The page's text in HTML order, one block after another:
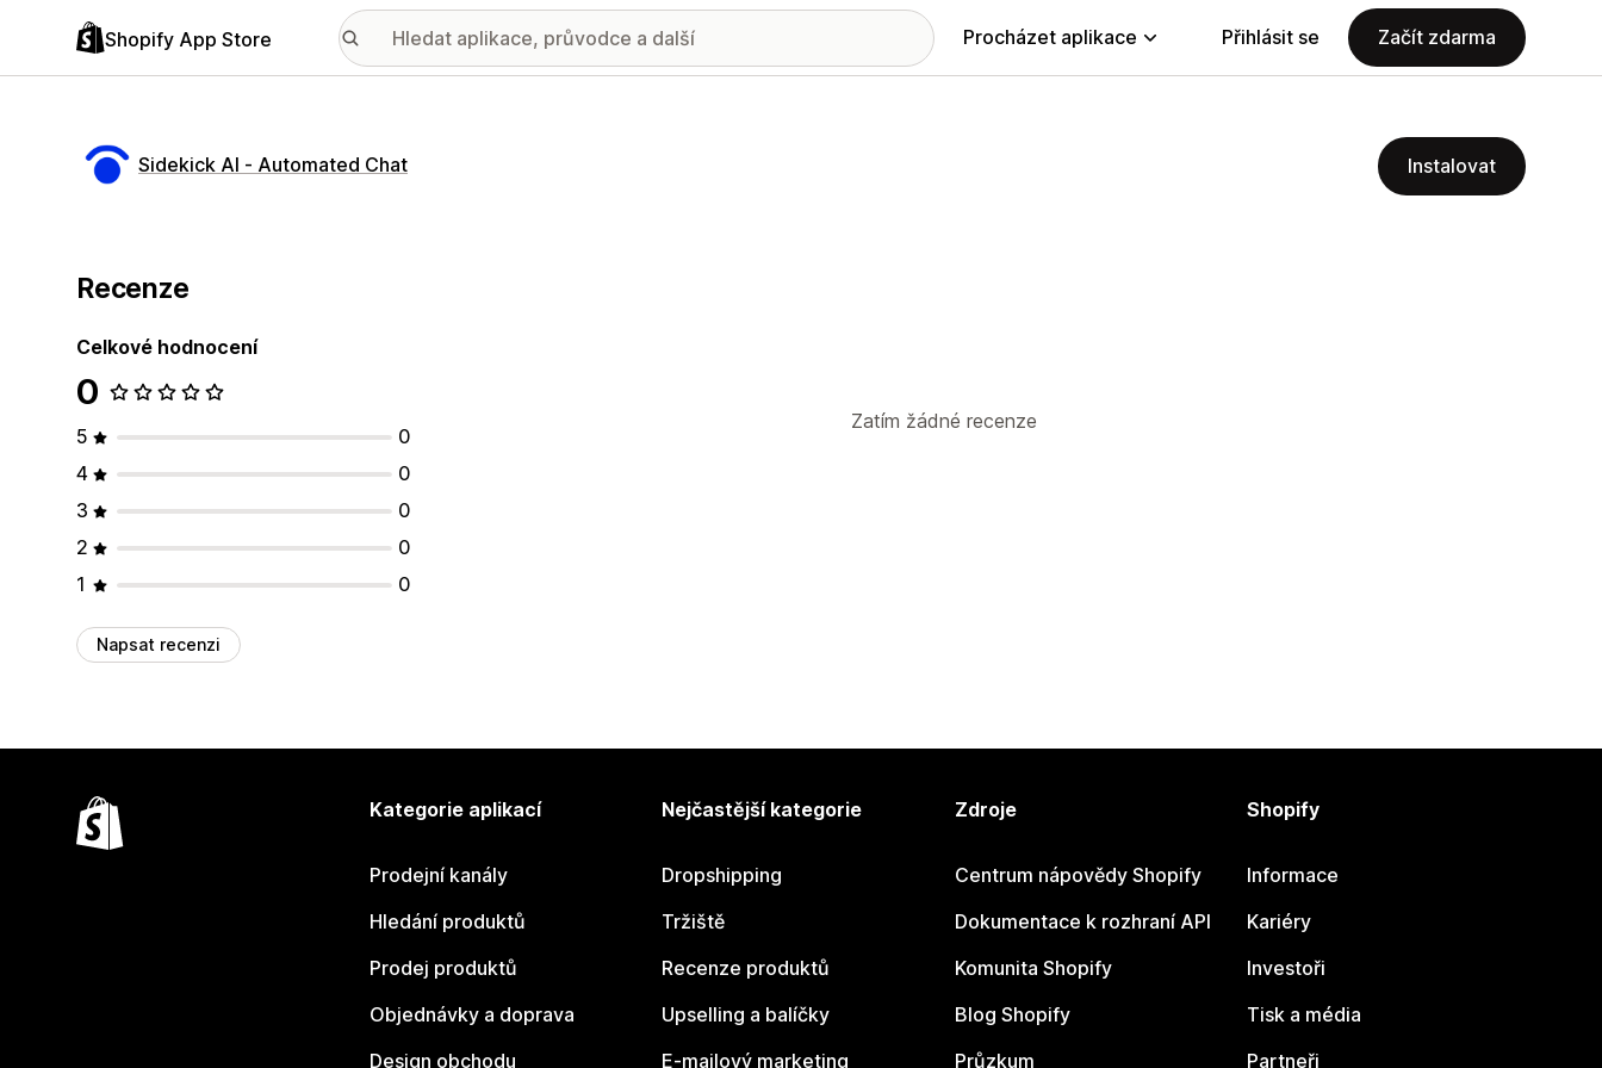
Shopify App Store Procházet aplikace Přihlásit se Začít zdarma
Sidekick AI ‑ Automated Chat Instalovat
Recenze
Celkové hodnocení
0
5
0
4
0
3
0
2
0
1
0
Napsat recenzi
Zatím žádné recenze
Kategorie aplikací
Prodejní kanály
Hledání produktů
Prodej produktů
Objednávky a doprava
Design obchodu
Nejčastější kategorie
Dropshipping
Tržiště
Recenze produktů
Upselling a balíčky
E-mailový marketing
Zdroje
Centrum nápovědy Shopify
Dokumentace k rozhraní API
Komunita Shopify
Blog Shopify
Průzkum
Shopify
Informace
Kariéry
Investoři
Tisk a média
Partneři